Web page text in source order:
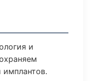
и
имплантов.